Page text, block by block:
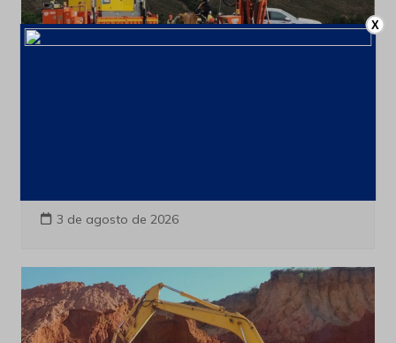
3 de agosto de 2026
X